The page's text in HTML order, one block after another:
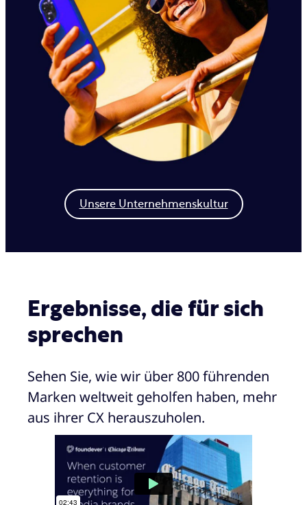
Unsere Unternehmenskultur
Ergebnisse, die für sich
sprechen
Sehen Sie, wie wir über 800 führenden
Marken weltweit geholfen haben, mehr
aus ihrer CX herauszuholen.